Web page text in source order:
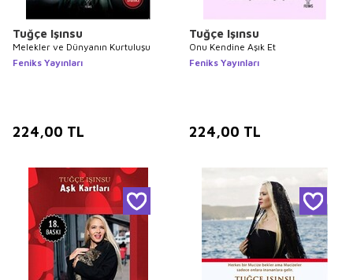
Tuğçe Işınsu
Melekler ve Dünyanın Kurtuluşu
Feniks Yayınları
224,00 TL
Tuğçe Işınsu
Onu Kendine Aşık Et
Feniks Yayınları
224,00 TL